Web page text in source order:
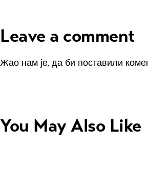
Leave a comment
Жао нам је, да би поставили
You May Also Like